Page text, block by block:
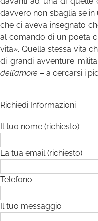
davvero non sbaglia se
che ci aveva insegnato
al comando di un poeta
vita». Quella stessa vita
di grandi avventure
dell’amore – a cercarsi i
Richiedi Informazioni
Il tuo nome (richiesto)
La tua email (richiesto)
Telefono
Il tuo messaggio